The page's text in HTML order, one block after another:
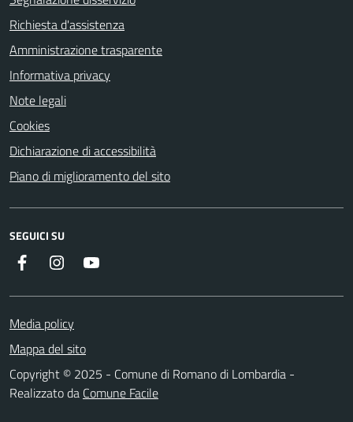
Richiesta d'assistenza
Amministrazione trasparente
Informativa privacy
Note legali
Cookies
Dichiarazione di accessibilità
Piano di miglioramento del sito
SEGUICI SU
Facebook Instagram
Media policy
Mappa del sito
Copyright © 2025 - Comune di Romano di Lombardia -
Realizzato da Comune Facile